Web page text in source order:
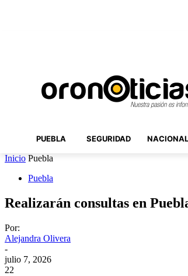
PUEBLA SEGURIDAD NACIONAL
Inicio Puebla
Puebla
Realizarán consultas en
Por:
Alejandra Olivera
-
julio 7, 2026
22